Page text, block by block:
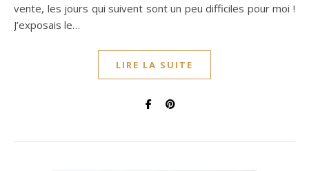
vente, les jours qui suivent sont un peu difficiles pour moi !
J’exposais le…
LIRE LA SUITE